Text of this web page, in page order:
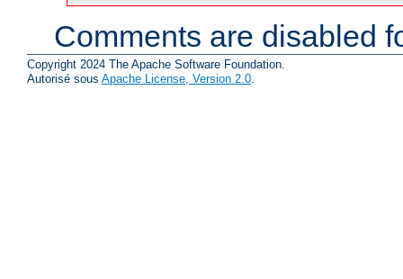
Comments are disabled
Copyright 2024 The Apache Software Foundation.
Autorisé sous Apache License, Version 2.0